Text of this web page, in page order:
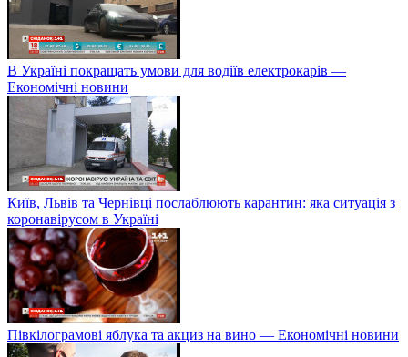
В Україні покращать умови для водіїв електрокарів —
Економічні новини
Київ, Львів та Чернівці послаблюють карантин: яка ситуація з
коронавірусом в Україні
Півкілограмові яблука та акциз на вино — Економічні новини